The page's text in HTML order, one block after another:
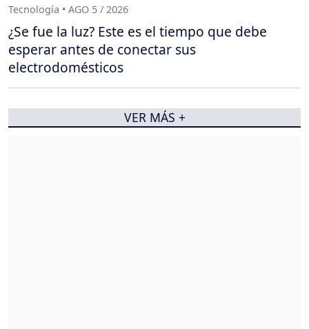
Tecnología • AGO 5 / 2026
¿Se fue la luz? Este es el tiempo que debe
esperar antes de conectar sus
electrodomésticos
VER MÁS +